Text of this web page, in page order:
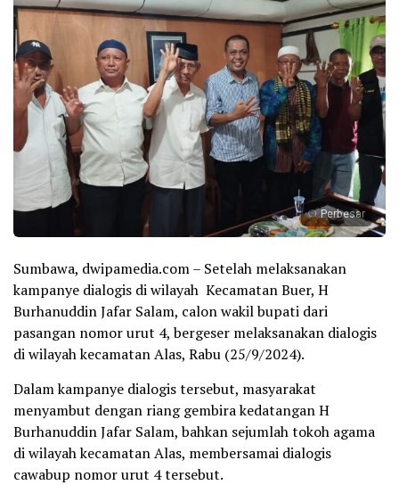
Perbesar
Sumbawa, dwipamedia.com – Setelah melaksanakan
kampanye dialogis di wilayah Kecamatan Buer, H
Burhanuddin Jafar Salam, calon wakil bupati dari
pasangan nomor urut 4, bergeser melaksanakan dialogis
di wilayah kecamatan Alas, Rabu (25/9/2024).
Dalam kampanye dialogis tersebut, masyarakat
menyambut dengan riang gembira kedatangan H
Burhanuddin Jafar Salam, bahkan sejumlah tokoh agama
di wilayah kecamatan Alas, membersamai dialogis
cawabup nomor urut 4 tersebut.